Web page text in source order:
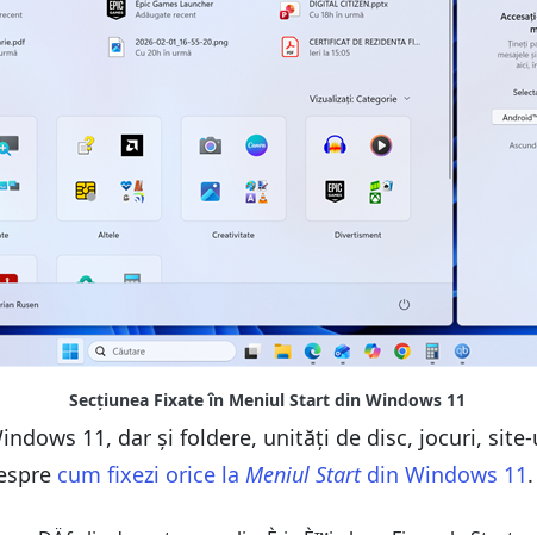
11, dar și foldere, unități de disc, jocuri,
cum fixezi orice la Meniul Startdin Windows 11.